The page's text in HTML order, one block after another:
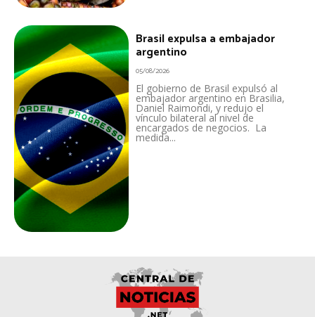
Brasil expulsa a embajador
argentino
05/08/2026
El gobierno de Brasil expulsó al
embajador argentino en Brasilia,
Daniel Raimondi, y redujo el
vínculo bilateral al nivel de
encargados de negocios. La
medida...